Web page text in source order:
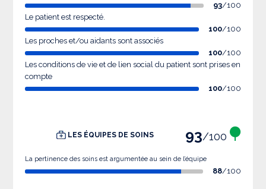
93/100
Le patient est respecté.
100/100
Les proches et/ou aidants sont associés
100/100
Les conditions de vie et de lien social du patient sont prises en
compte
100/100
LES ÉQUIPES DE SOINS 93/100
La pertinence des soins est argumentée au sein de l’équipe
88/100